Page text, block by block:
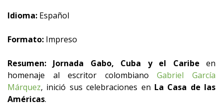
Idioma: Español
Formato: Impreso
Resumen: Jornada Gabo, Cuba y el Caribe en
homenaje al escritor colombianoGabriel García
Márquez, inició sus celebraciones en La Casa de las
Américas.